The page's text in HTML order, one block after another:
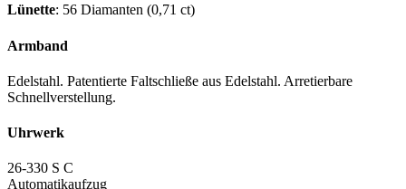
Lünette: 56 Diamanten (0,71 ct)
Armband
Edelstahl. Patentierte Faltschließe aus Edelstahl. Arretierbare
Schnellverstellung.
Uhrwerk
26-330 S C
Automatikaufzug